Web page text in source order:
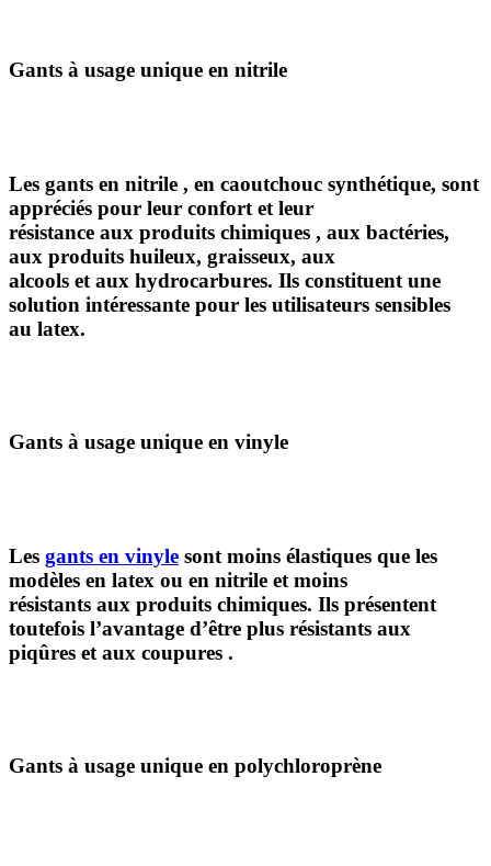
Gants à usage unique en nitrile
Les gants en nitrile , en caoutchouc synthétique, sont
appréciés pour leur confort et leur
résistance aux produits chimiques , aux bactéries,
aux produits huileux, graisseux, aux
alcools et aux hydrocarbures. Ils constituent une
solution intéressante pour les utilisateurs sensibles
au latex.
Gants à usage unique en vinyle
Les gants en vinyle sont moins élastiques que les
modèles en latex ou en nitrile et moins
résistants aux produits chimiques. Ils présentent
toutefois l’avantage d’être plus résistants aux
piqûres et aux coupures .
Gants à usage unique en polychloroprène